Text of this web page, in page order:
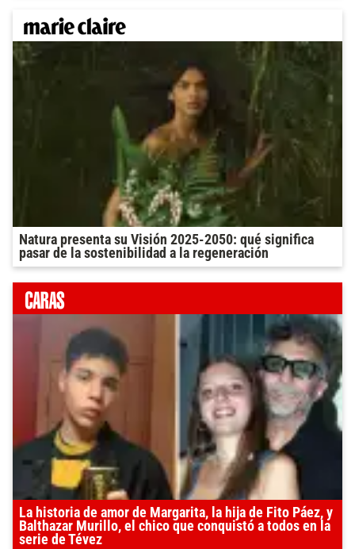
Natura presenta su Visión 2025-2050: qué significa
pasar de la sostenibilidad a la regeneración
La historia de amor de Margarita, la hija de Fito Páez, y
Balthazar Murillo, el chico que conquistó a todos en la
serie de Tévez